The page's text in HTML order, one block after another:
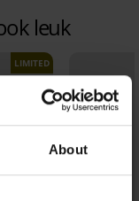
About
leuk
LIMITED